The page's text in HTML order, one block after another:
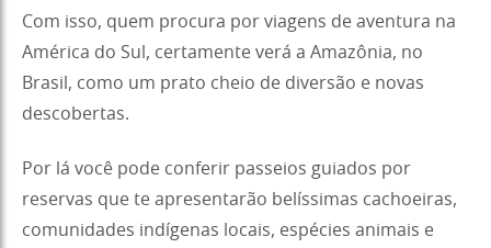
Com isso, quem procura por viagens de aventura na
América do Sul, certamente verá a Amazônia, no
Brasil, como um prato cheio de diversão e novas
descobertas.
Por lá você pode conferir passeios guiados por
reservas que te apresentarão belíssimas cachoeiras,
comunidades indígenas locais, espécies animais e